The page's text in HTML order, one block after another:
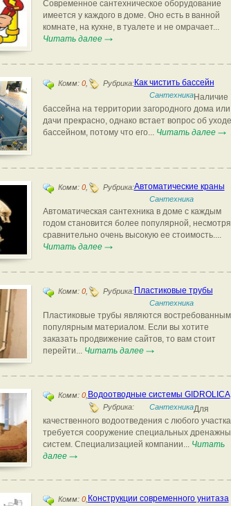
Современное сантехническое оборудование
имеется у каждого в доме. Оно есть в ванной
комнате, на кухне, в туалете и не омрачает...
Читать далее
Как чистить бассейн
Комм: 0,
Рубрика:
СантехникаНаличие
бассейна на территории загородного дома или
дачи прекрасно, однако встает вопрос об
бассейном, потому что его... Читать далее
Автоматические краны
Комм: 0,
Рубрика:
Сантехника
Автоматическая сантехника в доме с каждым
годом становится более популярной,
сравнительно очень высокую ее стоимость....
Читать далее
Пластиковые трубы
Комм: 0,
Рубрика:
Сантехника
Пластиковые трубы являются
популярным материалом. Если вы хотите
заказать продвижение сайтов, то вам стоит
перейти... Читать далее
Водоотводные системы GIDROLICA
Комм: 0,
Рубрика:
СантехникаДля
качественного водоотведения с любого участка
требуется сооружение специальных
систем. Специализацией компании... Читать
далее
Конструкции современного унитаза
Комм: 0,